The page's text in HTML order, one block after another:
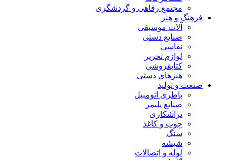
مجتمع رفاهی و گردشگری
فرهنگ و هنر
آلات موسیقی
صنایع دستی
نقاشی
لوازم تحریر
کتابفروشی
هنرهای دستی
صنعت و تولید
باطری اتومبیل
صنایع پلیمر
تراشکاری
چوب و کاغذ
سنگ
شیشه
لوله و اتصالات